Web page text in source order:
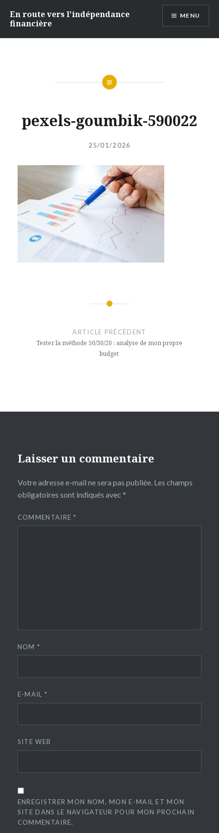
En route vers l'indépendance
financière
MENU
pexels-goumbik-590022
Publié
INDEPENDANTEFINANCIERE
le
25/01/2026
l’article
ARTICLE PRÉCÉDENT
Tester la méthode 50/30/20 : analyse de mon propre
budget
Laisser un commentaire
Votre adresse e-mail ne sera pas publiée. Les champs
obligatoires sont indiqués avec *
COMMENTAIRE*
NOM*
E-MAIL *
SITE WEB
ENREGISTRER MON NOM, MON E-MAIL ET MON
SITE DANS LE NAVIGATEUR POUR MON PROCHAIN
COMMENTAIRE.